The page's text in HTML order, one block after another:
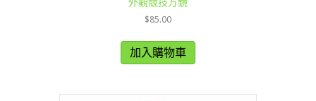
$85.00
加入購物車